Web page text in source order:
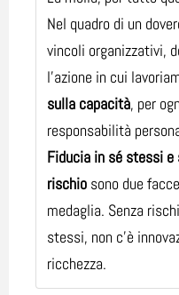
Nel quadro di un
vincoli organizzativi,
l'azione in cui
sulla capacità, per
responsabilità
Fiducia in sé stessi
rischio sono due
medaglia. Senza
stessi, non c'è
ricchezza.